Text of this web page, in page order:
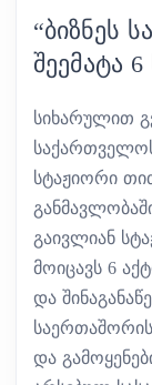
“ᲑᲘᲖᲜᲔᲡ
ᲨᲔᲔᲛᲐᲢᲐ
სიხარულით
სტაჟიორი
გაივლიან
მოიცავს 6
და
და